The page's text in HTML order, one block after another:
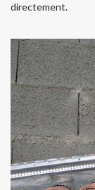
directement.